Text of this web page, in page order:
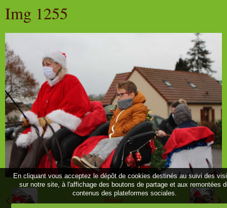
Img 1255
Retour
En cliquant vous acceptez le dépôt de cookies destinés au suivi des
sur notre site, à l'affichage des boutons de partage et aux remontées
contenus des plateformes sociales.